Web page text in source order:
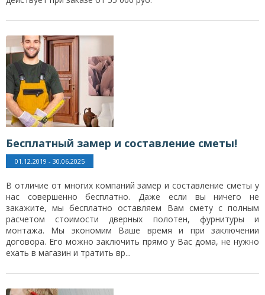
Бесплатный замер и составление сметы!
01.12.2019 - 30.06.2025
В отличие от многих компаний замер и составление сметы у
нас совершенно бесплатно. Даже если вы ничего не
закажите, мы бесплатно оставляем Вам смету с полным
расчетом стоимости дверных полотен, фурнитуры и
монтажа. Мы экономим Ваше время и при заключении
договора. Его можно заключить прямо у Вас дома, не нужно
ехать в магазин и тратить вр...